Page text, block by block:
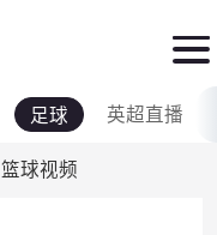
足球 英超直播
篮球视频